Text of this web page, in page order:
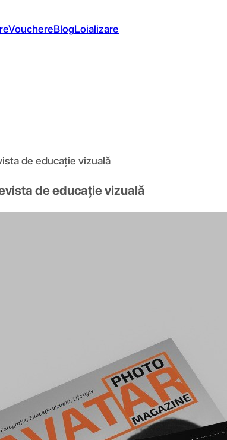
VouchereBlogLoializare
de educație vizuală
de educație vizuală